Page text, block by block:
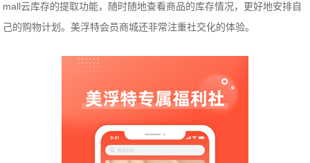
mall云库存的提取功能，随时随地查看商品的库存情况，更好地安排自
己的购物计划。美浮特会员商城还非常注重社交化的体验。